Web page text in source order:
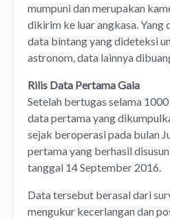
mumpuni dan merupakan
dikirim ke luar angkasa. Yang
data bintang yang dideteksi
astronom, data lainnya
Rilis Data Pertama Gaia
Setelah bertugas selama
data pertama yang
sejak beroperasi pada bulan
pertama yang berhasil
tanggal 14 September 2016.
Data tersebut berasal dari
mengukur kecerlangan dan